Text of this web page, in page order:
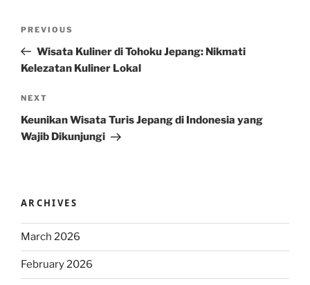
Previous
Post
PREVIOUS
Wisata Kuliner di Tohoku Jepang: Nikmati
Kelezatan Kuliner Lokal
Next
Post
NEXT
Keunikan Wisata Turis Jepang di Indonesia yang
Wajib Dikunjungi
ARCHIVES
March 2026
February 2026